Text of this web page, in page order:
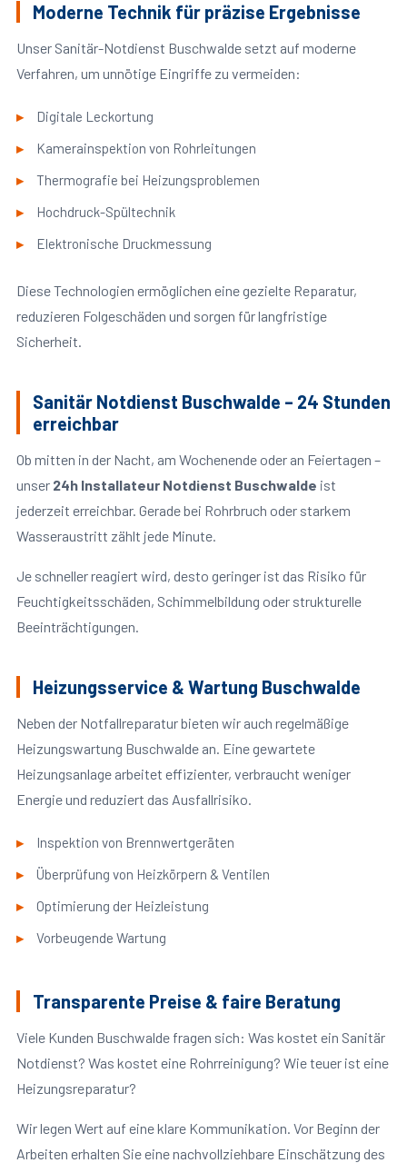
Moderne Technik für präzise Ergebnisse
Unser Sanitär-Notdienst Buschwalde setzt auf moderne
Verfahren, um unnötige Eingriffe zu vermeiden:
Digitale Leckortung
Kamerainspektion von Rohrleitungen
Thermografie bei Heizungsproblemen
Hochdruck-Spültechnik
Elektronische Druckmessung
Diese Technologien ermöglichen eine gezielte Reparatur,
reduzieren Folgeschäden und sorgen für langfristige
Sicherheit.
Sanitär Notdienst Buschwalde – 24 Stunden
erreichbar
Ob mitten in der Nacht, am Wochenende oder an Feiertagen –
unser 24h Installateur Notdienst Buschwalde ist
jederzeit erreichbar. Gerade bei Rohrbruch oder starkem
Wasseraustritt zählt jede Minute.
Je schneller reagiert wird, desto geringer ist das Risiko für
Feuchtigkeitsschäden, Schimmelbildung oder strukturelle
Beeinträchtigungen.
Heizungsservice & Wartung Buschwalde
Neben der Notfallreparatur bieten wir auch regelmäßige
Heizungswartung Buschwalde an. Eine gewartete
Heizungsanlage arbeitet effizienter, verbraucht weniger
Energie und reduziert das Ausfallrisiko.
Inspektion von Brennwertgeräten
Überprüfung von Heizkörpern & Ventilen
Optimierung der Heizleistung
Vorbeugende Wartung
Transparente Preise & faire Beratung
Viele Kunden Buschwalde fragen sich: Was kostet ein Sanitär
Notdienst? Was kostet eine Rohrreinigung? Wie teuer ist eine
Heizungsreparatur?
Wir legen Wert auf eine klare Kommunikation. Vor Beginn der
Arbeiten erhalten Sie eine nachvollziehbare Einschätzung des